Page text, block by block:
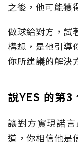
之後，他可能獲
做球給對方，試
構想，是他引導
你所建議的解決
說YES 的第3
讓對方實現諾
道，你相信他是